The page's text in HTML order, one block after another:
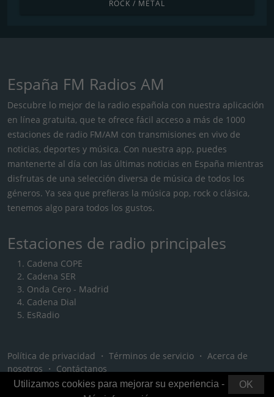
ROCK / METAL
España FM Radios AM
Descubre lo mejor de la radio española con nuestra aplicación
en línea gratuita, que te ofrece fácil acceso a más de 1000
estaciones de radio FM/AM con transmisiones en vivo de
noticias, deportes y música. Con nuestra app, puedes
mantenerte al día con las últimas noticias en España mientras
disfrutas de una selección diversa de música de todos los
géneros. Ya sea que prefieras la música pop, rock o clásica,
tenemos algo para todos los gustos.
Estaciones de radio principales
Cadena COPE
Cadena SER
Onda Cero - Madrid
Cadena Dial
EsRadio
Política de privacidad ・ Términos de servicio ・ Acerca de
nosotros ・ Contáctanos
OK
Utilizamos cookies para mejorar su experiencia -